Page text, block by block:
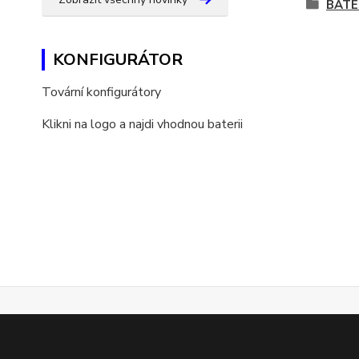
KONFIGURÁTOR
Tovární konfigurátory
Klikni na logo a najdi vhodnou baterii